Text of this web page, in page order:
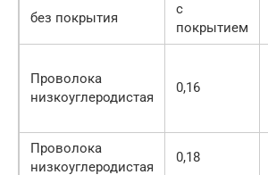
без покрытия
с
покрытием
Проволока
низкоуглеродистая
0,16
Проволока
низкоуглеродистая
0,18